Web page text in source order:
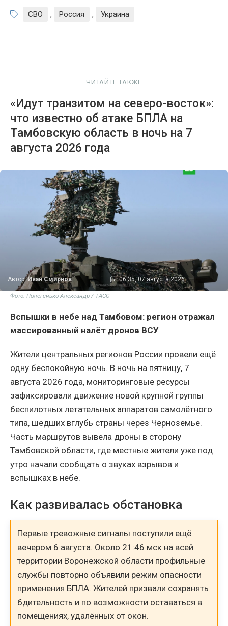
СВО , Россия , Украина
ЧИТАЙТЕ ТАКЖЕ
«Идут транзитом на северо-восток»:
что известно об атаке БПЛА на
Тамбовскую область в ночь на 7
августа 2026 года
Автор:Иван Смирнов 06:35, 07 августа 2026
Фото: Полегенько Александр / ТАСС
Вспышки в небе над Тамбовом: регион отражал
массированный налёт дронов ВСУ
Жители центральных регионов России провели ещё
одну беспокойную ночь. В ночь на пятницу, 7
августа 2026 года, мониторинговые ресурсы
зафиксировали движение новой крупной группы
беспилотных летательных аппаратов самолётного
типа, шедших вглубь страны через Черноземье.
Часть маршрутов вывела дроны в сторону
Тамбовской области, где местные жители уже под
утро начали сообщать о звуках взрывов и
вспышках в небе.
Как развивалась обстановка
Первые тревожные сигналы поступили ещё
вечером 6 августа. Около 21:46 мск на всей
территории Воронежской области профильные
службы повторно объявили режим опасности
применения БПЛА. Жителей призвали сохранять
бдительность и по возможности оставаться в
помещениях, удалённых от окон.